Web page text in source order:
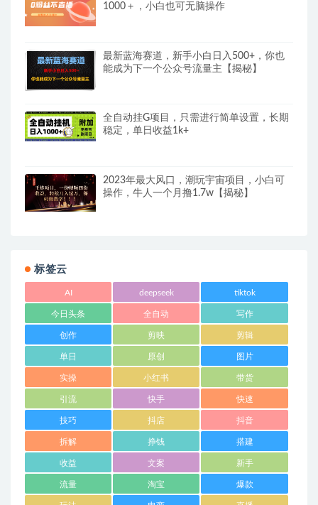
1000＋，小白也可无脑操作
最新蓝海赛道，新手小白日入500+，你也
能成为下一个公众号流量主【揭秘】
全自动挂G项目，只需进行简单设置，长期
稳定，单日收益1k+
2023年最大风口，潮玩宇宙项目，小白可
操作，牛人一个月撸1.7w【揭秘】
标签云
AI deepseek tiktok
今日头条 全自动 写作
创作 剪映 剪辑
单日 原创 图片
实操 小红书 带货
引流 快手 快速
技巧 抖店 抖音
拆解 挣钱 搭建
收益 文案 新手
流量 淘宝 爆款